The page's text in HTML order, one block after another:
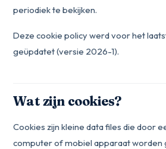
periodiek te bekijken.
Deze cookie policy werd voor het
geüpdatet (versie 2026-1).
Wat zijn cookies?
Cookies zijn kleine data files die door
computer of mobiel apparaat worden